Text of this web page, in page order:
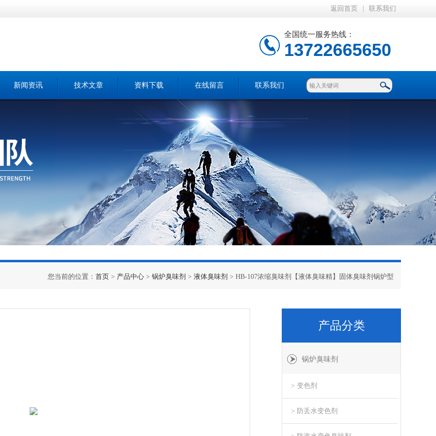
返回首页 联系我们
全国统一服务热线：
13722665650
新闻资讯 技术文章 资料下载 在线留言 联系我们
您当前的位置： 首页 > 产品中心 > 锅炉臭味剂 > 液体臭味剂 > HB-107浓缩臭味剂【液体臭味精】固体臭味剂锅炉型
产品分类
锅炉臭味剂
> 变色剂
> 防丢水变色剂